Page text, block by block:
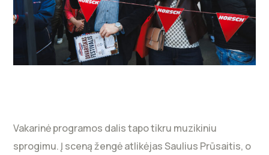
Vakarinė programos dalis tapo tikru muzikiniu
sprogimu. Į sceną žengė atlikėjas Saulius Prūsaitis, o